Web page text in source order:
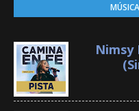
Nimsy